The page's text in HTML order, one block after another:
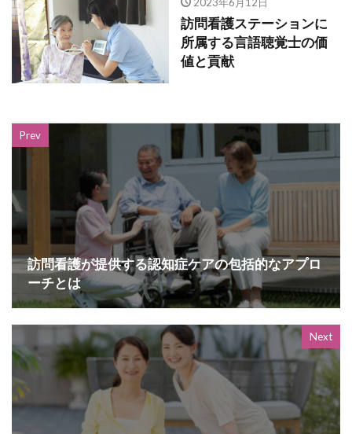
訪問看護ステーションに
所属する言語聴覚士の価
値と貢献
Prev
訪問看護が提供する認知症ケアの包括的なアプロ
ーチとは
Next